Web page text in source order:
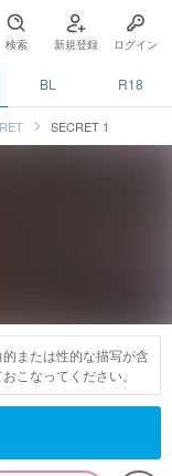
検索 新規登録 ログイン
BL R18
SECRET 1
または性的な描写が含
こなってください。